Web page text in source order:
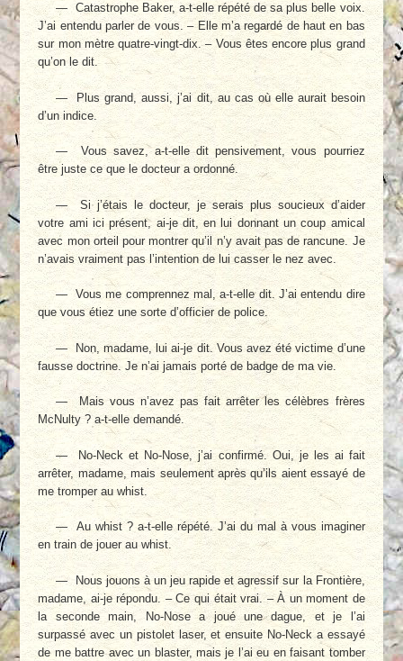
— Catastrophe Baker, a-t-elle répété de sa plus belle voix.
J’ai entendu parler de vous. – Elle m’a regardé de haut en bas
sur mon mètre quatre-vingt-dix. – Vous êtes encore plus grand
qu’on le dit.
— Plus grand, aussi, j’ai dit, au cas où elle aurait besoin
d’un indice.
— Vous savez, a-t-elle dit pensivement, vous pourriez
être juste ce que le docteur a ordonné.
— Si j’étais le docteur, je serais plus soucieux d’aider
votre ami ici présent, ai-je dit, en lui donnant un coup amical
avec mon orteil pour montrer qu’il n’y avait pas de rancune. Je
n’avais vraiment pas l’intention de lui casser le nez avec.
— Vous me comprennez mal, a-t-elle dit. J’ai entendu dire
que vous étiez une sorte d’officier de police.
— Non, madame, lui ai-je dit. Vous avez été victime d’une
fausse doctrine. Je n’ai jamais porté de badge de ma vie.
— Mais vous n’avez pas fait arrêter les célèbres frères
McNulty ? a-t-elle demandé.
— No-Neck et No-Nose, j’ai confirmé. Oui, je les ai fait
arrêter, madame, mais seulement après qu’ils aient essayé de
me tromper au whist.
— Au whist ? a-t-elle répété. J’ai du mal à vous imaginer
en train de jouer au whist.
— Nous jouons à un jeu rapide et agressif sur la Frontière,
madame, ai-je répondu. – Ce qui était vrai. – À un moment de
la seconde main, No-Nose a joué une dague, et je l’ai
surpassé avec un pistolet laser, et ensuite No-Neck a essayé
de me battre avec un blaster, mais je l’ai eu en faisant tomber